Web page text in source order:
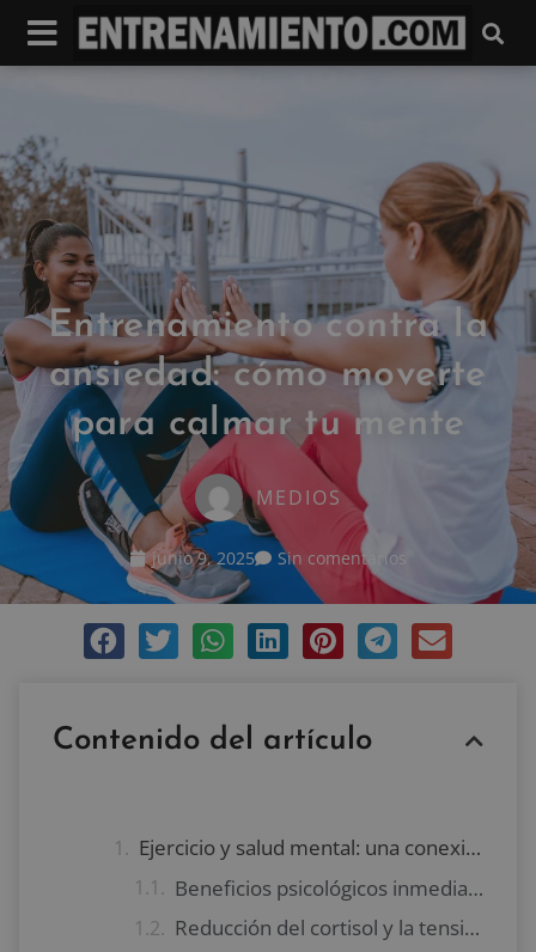
Entrenamiento contra la
ansiedad: cómo moverte
para calmar tu mente
MEDIOS
junio 9, 2025 Sin comentarios
Contenido del artículo
Ejercicio y salud mental: una conexión directa
Beneficios psicológicos inmediatos
Reducción del cortisol y la tensión